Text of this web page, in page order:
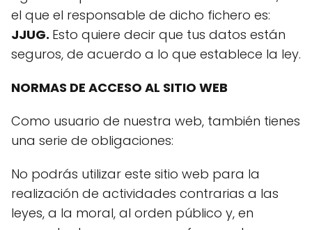
el que el responsable de dicho fichero es:
JJUG. Esto quiere decir que tus datos están
seguros, de acuerdo a lo que establece la ley.
NORMAS DE ACCESO AL SITIO WEB
Como usuario de nuestra web, también tienes
una serie de obligaciones:
No podrás utilizar este sitio web para la
realización de actividades contrarias a las
leyes, a la moral, al orden público y, en